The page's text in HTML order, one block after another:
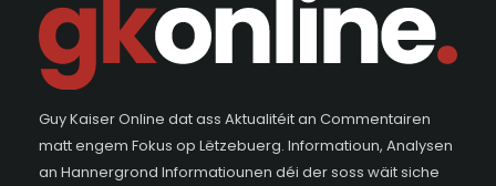
Guy Kaiser Online dat ass Aktualitéit an Commentairen
matt engem Fokus op Lëtzebuerg. Informatioun, Analysen
an Hannergrond Informatiounen déi der soss wäit siche